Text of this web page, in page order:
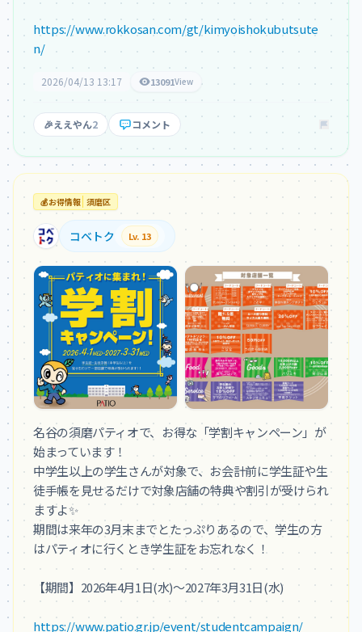
https://www.rokkosan.com/gt/kimyoishokubutsute
n/
2026/04/13 13:17 13091View
🎉ええやん2 コメント
💰お得情報 須磨区
コベトク Lv. 13
名谷の須磨パティオで、お得な「学割キャンペーン」が
始まっています！
中学生以上の学生さんが対象で、お会計前に学生証や生
徒手帳を見せるだけで対象店舗の特典や割引が受けられ
ますよ✨
期間は来年の3月末までとたっぷりあるので、学生の方
はパティオに行くとき学生証をお忘れなく！
【期間】2026年4月1日(水)～2027年3月31日(水)
https://www.patio.gr.jp/event/studentcampaign/